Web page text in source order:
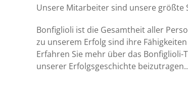
Unsere Mitarbeiter sind unsere größte
Bonfiglioli ist die Gesamtheit aller
zu unserem Erfolg sind ihre
Erfahren Sie mehr über das
unserer Erfolgsgeschichte